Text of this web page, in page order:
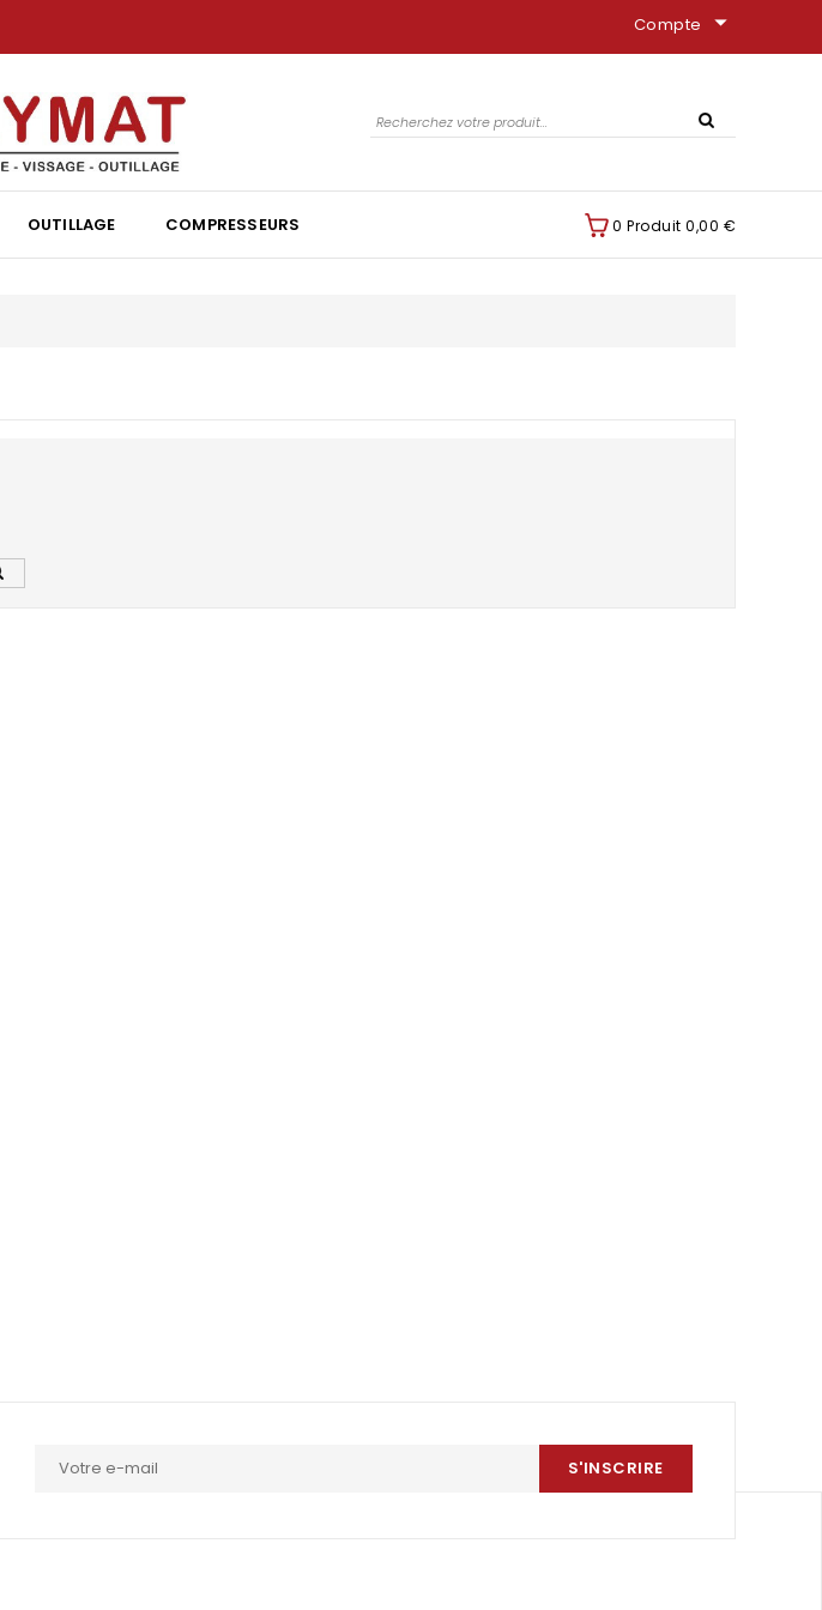
Compte arrow_drop_down
OUTILLAGE COMPRESSEURS 0 Produit 0,00 €